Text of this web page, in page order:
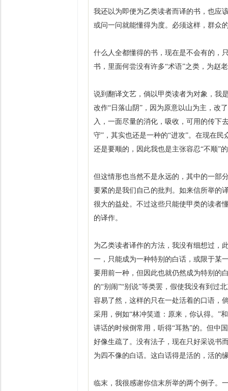
我还以为即便为乙类读者而译的书，也应
或问一问就能懂得为度。必须这样，群众
什么人全都懂得的书，现在是不会有的，
书，里面何尝没有许多“术语”之类，为赵
说到翻译文艺，倘以甲类读者为对象，我
改作“日落山阴”，因为原意以山为主，改
入，一面尽量的消化，吸收，可用的传下
守”，其实也还是一种的“进攻”。在现在
还是要顺的，因此我也是主张容忍“不顺”
但这情形也当然不是永远的，其中的一部
要紧的是我们自己的批判。如来信所举的
很大的益处。不过这些只能使甲类的读者
的译作。
为乙类读者译作的方法，我没有细想过
一，只能成为一种特别的白话，或限于某
要用前一种，但因此也就仍然成为特别的
的“别闹”“别说”等类罢，假使我没有到过
容易了然，这样的只在一处活着的口语，
采用，例如“林冲笑道：原来，你认得。”
讲话的时候倒常用，听得“耳熟”的。但中
好像生疏了。没有法子，现在只好采说书
为四不像的白话。这白话得是活的，活的
临末，我很感谢你信末所举的两个例子。